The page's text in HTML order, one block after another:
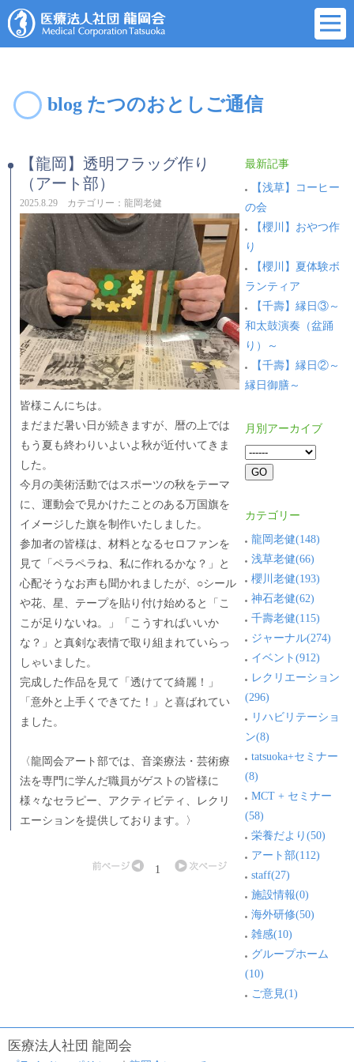
blog たつのおとしご通信
【龍岡】透明フラッグ作り
（アート部）
2025.8.29 カテゴリー：龍岡老健
皆様こんにちは。
まだまだ暑い日が続きますが、暦の上では
もう夏も終わりいよいよ秋が近付いてきま
した。
今月の美術活動ではスポーツの秋をテーマ
に、運動会で見かけたことのある万国旗を
イメージした旗を制作いたしました。
参加者の皆様は、材料となるセロファンを
見て「ペラペラね、私に作れるかな？」と
心配そうなお声も聞かれましたが、○シール
や花、星、テープを貼り付け始めると「こ
こが足りないね。」「こうすればいいか
な？」と真剣な表情で取り組まれていらっ
しゃいました。
完成した作品を見て「透けてて綺麗！」
「意外と上手くできてた！」と喜ばれてい
ました。
〈龍岡会アート部では、音楽療法・芸術療
法を専門に学んだ職員がゲストの皆様に
様々なセラピー、アクティビティ、レクリ
エーションを提供しております。〉
1
最新記事
【浅草】コーヒー
の会
【櫻川】おやつ作
り
【櫻川】夏体験ボ
ランティア
【千壽】縁日③～
和太鼓演奏（盆踊
り）～
【千壽】縁日②～
縁日御膳～
月別アーカイブ
カテゴリー
龍岡老健(148)
浅草老健(66)
櫻川老健(193)
神石老健(62)
千壽老健(115)
ジャーナル(274)
イベント(912)
レクリエーション
(296)
リハビリテーショ
ン(8)
tatsuoka+セミナー
(8)
MCT + セミナー
(58)
栄養だより(50)
アート部(112)
staff(27)
施設情報(0)
海外研修(50)
雑感(10)
グループホーム
(10)
ご意見(1)
医療法人社団 龍岡会